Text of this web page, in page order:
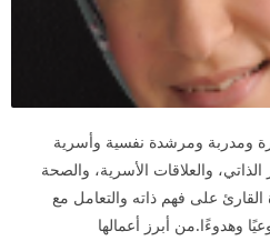
ومدربة ومرشدة نفسية وأسرية
والعلاقات الأسرية، والصحة
على فهم ذاته والتعامل مع
وهدوءًا.من أبرز أعمالها